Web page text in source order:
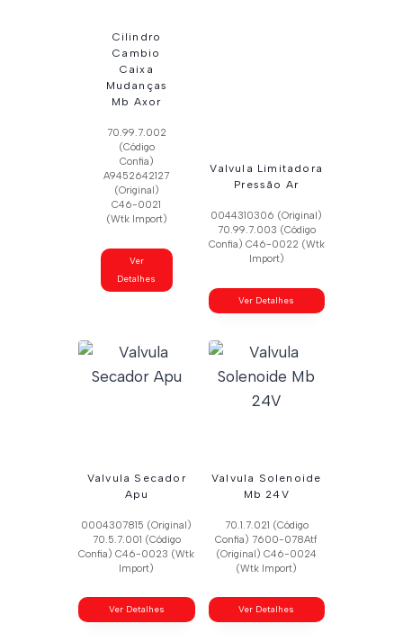
Cilindro
Cambio
Caixa
Mudanças
Mb Axor
70.99.7.002
(Código
Confia)
A9452642127
(Original)
C46-0021
(Wtk Import)
Ver
Detalhes
Valvula Limitadora
Pressão Ar
0044310306 (Original)
70.99.7.003 (Código
Confia) C46-0022 (Wtk
Import)
Ver Detalhes
Valvula Secador
Apu
0004307815 (Original)
70.5.7.001 (Código
Confia) C46-0023 (Wtk
Import)
Ver Detalhes
Valvula Solenoide
Mb 24V
70.1.7.021 (Código
Confia) 7600-078Atf
(Original) C46-0024
(Wtk Import)
Ver Detalhes